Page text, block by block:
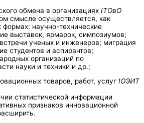
обмена в организациях IТОвО
смысле осуществляется, как
научно-технические
выставок, ярмарок, симпозиумов;
ученых и инженеров; миграция
студентов и аспирантов;
организаций по
науки и техники и др.;
товаров, работ, услуг IОЭИТ
статистической информации
признаков инновационной